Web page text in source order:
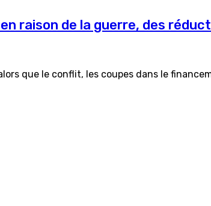
raison de la guerre, des
que le conflit, les coupes dans le